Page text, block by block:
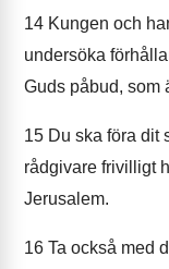
14 Kungen och
undersöka
Guds påbud, som
15 Du ska föra dit
rådgivare frivilligt
Jerusalem.
16 Ta också med